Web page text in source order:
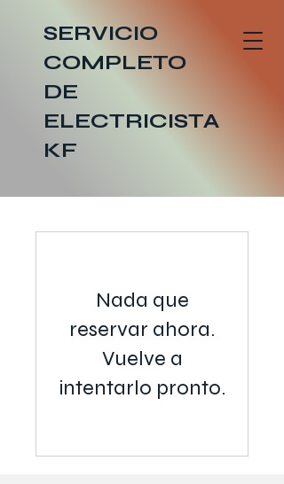
SERVICIO
COMPLETO
DE
ELECTRICISTA
KF
Nada que
reservar ahora.
Vuelve a
intentarlo pronto.